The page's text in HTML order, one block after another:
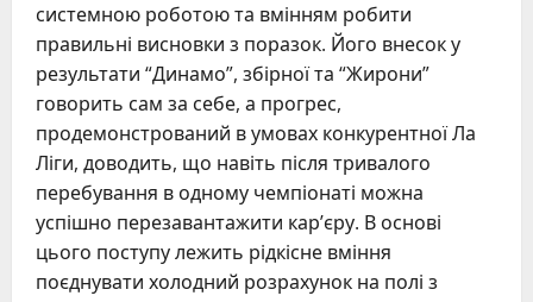
системною роботою та вмінням робити
правильні висновки з поразок. Його внесок у
результати “Динамо”, збірної та “Жирони”
говорить сам за себе, а прогрес,
продемонстрований в умовах конкурентної Ла
Ліги, доводить, що навіть після тривалого
перебування в одному чемпіонаті можна
успішно перезавантажити кар’єру. В основі
цього поступу лежить рідкісне вміння
поєднувати холодний розрахунок на полі з